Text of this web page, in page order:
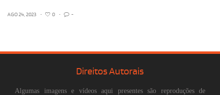
AGO 24, 2023 • 0 • -
Direitos Autorais
Algumas imagens e vídeos aqui presentes são reproduções de